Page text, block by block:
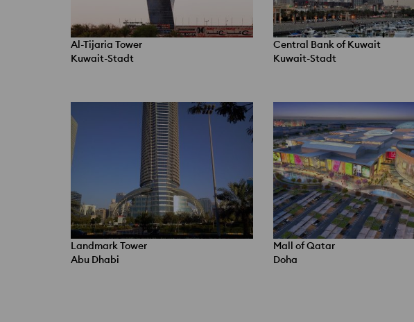
Al-Tijaria Tower
Kuwait-Stadt
Central Bank of Kuwait
Kuwait-Stadt
Landmark Tower
Abu Dhabi
Mall of Qatar
Doha